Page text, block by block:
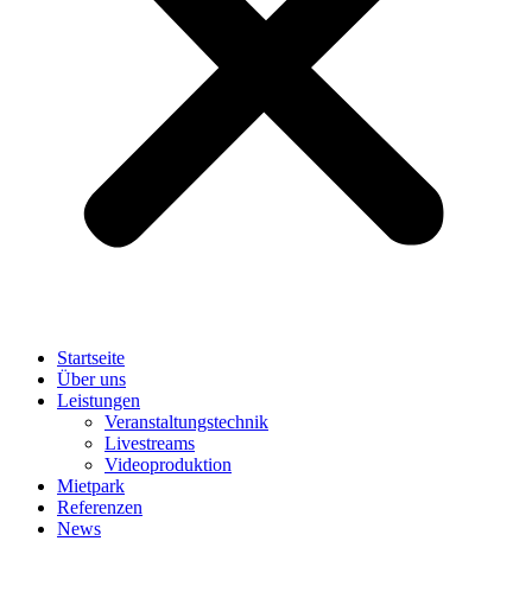
Startseite
Über uns
Leistungen
Veranstaltungstechnik
Livestreams
Videoproduktion
Mietpark
Referenzen
News